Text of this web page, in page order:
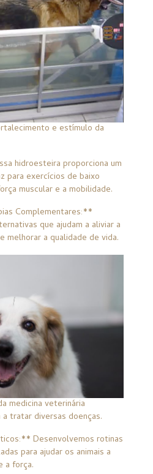
e estímulo da
hidroesteira proporciona um
para exercícios de baixo
muscular e a mobilidade.
Complementares:**
que ajudam a aliviar a
melhorar a qualidade de vida.
medicina veterinária
tratar diversas doenças.
Desenvolvemos rotinas
para ajudar os animais a
a força.